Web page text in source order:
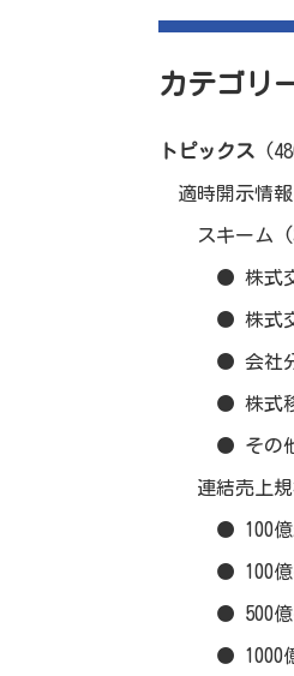
カテゴリ
トピックス
適時開示情報
スキーム
● 株式
● 株式
● 会社
● 株式
● その
連結売上
● 100億
● 100億
● 500億
● 1000